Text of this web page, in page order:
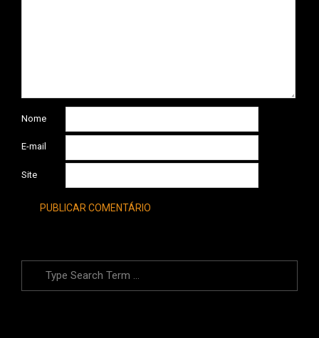
Nome
E-mail
Site